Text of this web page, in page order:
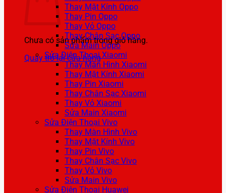
Chưa có sản phẩm trong giỏ hàng.
Quay trở lại cửa hàng
Thay Mặt Kính Oppo
Thay Pin Oppo
Thay Vỏ Oppo
Thay Chân Sạc Oppo
Sửa Main Oppo
Sửa Điện Thoại Xiaomi
Thay Màn Hình Xiaomi
Thay Mặt Kính Xiaomi
Thay Pin Xiaomi
Thay Chân Sạc Xiaomi
Thay Vỏ Xiaomi
Sửa Main Xiaomi
Sửa Điện Thoại Vivo
Thay Màn Hình Vivo
Thay Mặt Kính Vivo
Thay Pin Vivo
Thay Chân Sạc Vivo
Thay Vỏ Vivo
Sửa Main Vivo
Sửa Điện Thoại Huawei